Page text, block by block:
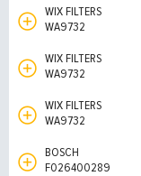
WIX FILTERS
WA9732
WIX FILTERS
WA9732
WIX FILTERS
WA9732
BOSCH
F026400289